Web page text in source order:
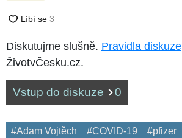
Diskutujme slušně. Pravidla diskuze
ŽivotvČesku.cz.
Vstup do diskuze 0
#Adam Vojtěch #COVID-19 #pfizer